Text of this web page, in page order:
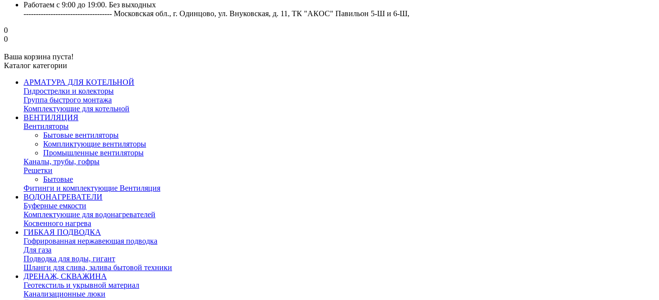
Работаем с 9:00 до 19:00. Без выходных
------------------------------------ Московская обл., г. Одинцово, ул. Внуковская, д. 11, ТК "АКОС" Павильон 5-Ш и 6-Ш,
0
0
Ваша корзина пуста!
Каталог категории
АРМАТУРА ДЛЯ КОТЕЛЬНОЙ
Гидрострелки и колекторы
Группа быстрого монтажа
Комплектующие для котельной
ВЕНТИЛЯЦИЯ
Вентиляторы
Бытовые вентиляторы
Компликтующие вентиляторы
Промышленные вентиляторы
Каналы, трубы, гофры
Решетки
Бытовые
Фитинги и комплектующие Вентиляция
ВОДОНАГРЕВАТЕЛИ
Буферные емкости
Комплектующие для водонагревателей
Косвенного нагрева
ГИБКАЯ ПОДВОДКА
Гофрированная нержавеющая подводка
Для газа
Подводка для воды, гигант
Шланги для слива, залива бытовой техники
ДРЕНАЖ, СКВАЖИНА
Геотекстиль и укрывной материал
Канализационные люки